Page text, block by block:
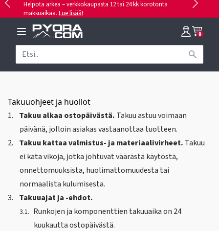
Helpota arkea – verkkokaupasta 12 tai 24 kk korotonta
maksuaikaa. Lue lisää!
0
Takuuohjeet ja huollot
1.
Takuu alkaa ostopäivästä. Takuu astuu voimaan
päivänä, jolloin asiakas vastaanottaa tuotteen.
2.
Takuu kattaa valmistus- ja materiaalivirheet. Takuu
ei kata vikoja, jotka johtuvat väärästä käytöstä,
onnettomuuksista, huolimattomuudesta tai
normaalista kulumisesta.
3.
Takuuajat ja -ehdot.
3.1. Runkojen ja komponenttien takuuaika on 24
kuukautta ostopäivästä.